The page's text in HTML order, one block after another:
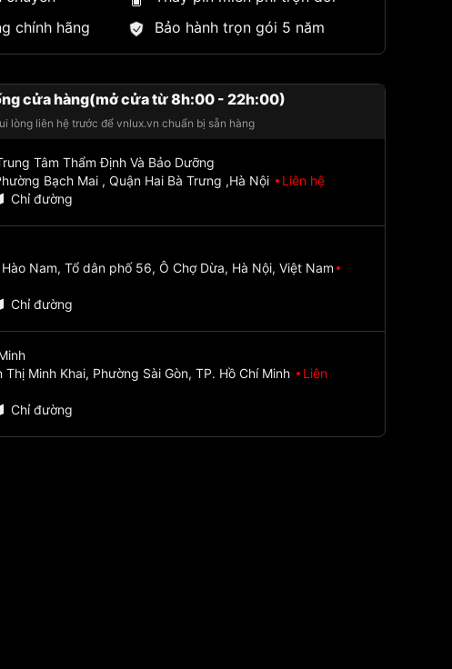
chính hãng
Bảo hành trọn gói 5 năm
cửa hàng(mở cửa từ 8h:00 - 22h:00)
lòng liên hệ trước để vnlux.vn chuẩn bị sẵn hàng
Tâm Thẩm Định Và Bảo Dưỡng
Bạch Mai , Quận Hai Bà Trưng ,Hà Nội
Liên hệ
Chỉ đường
Nam, Tổ dân phố 56, Ô Chợ Dừa, Hà Nội, Việt Nam
Chỉ đường
Minh Khai, Phường Sài Gòn, TP. Hồ Chí Minh
Liên
Chỉ đường